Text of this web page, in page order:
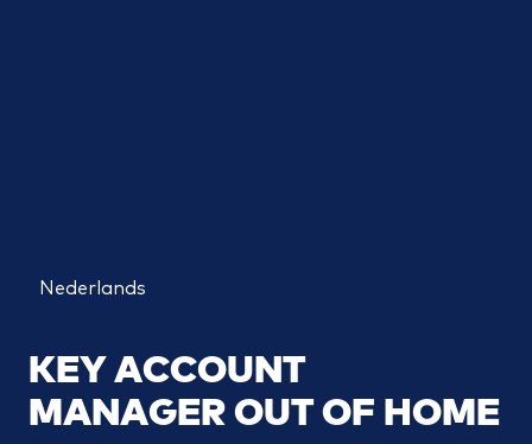
Nederlands
KEY ACCOUNT
MANAGER OUT OF HOME